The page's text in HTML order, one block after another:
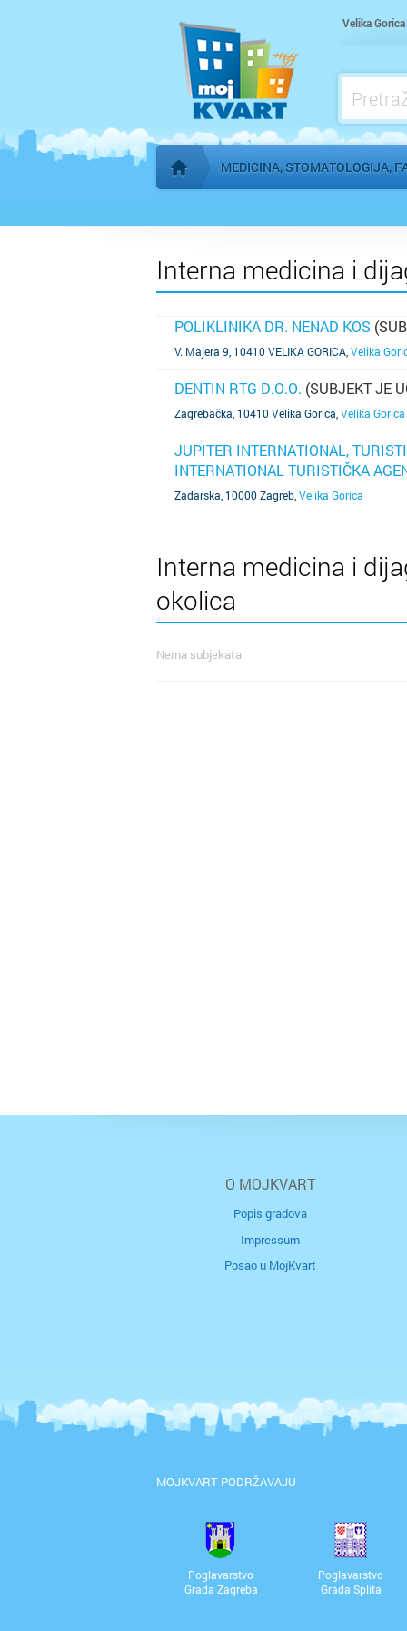
Velika Gorica
Početna stranica
MEDICINA, STOMATOLOGIJA,
Kućna njega
Logoped
Ljekarna, farmacija
Interna medicina i
POLIKLINIKA DR. NENAD KOS
V. Majera 9, 10410 VELIKA GORICA Velika
DENTIN RTG D.O.O. (SUBJEKT JE
Zagrebačka, 10410 Velika Gorica Velika Gorica
JUPITER INTERNATIONAL,
INTERNATIONAL TURISTIČKA
Zadarska, 10000 Zagreb Velika Gorica
Interna medicina i
okolica
Nema subjekata
O MOJKVART
Popis gradova
Impressum
Posao u MojKvart
MOJKVART PODRŽAVAJU
Poglavarstvo
Grada Zagreba
Poglavarstvo
Grada Splita